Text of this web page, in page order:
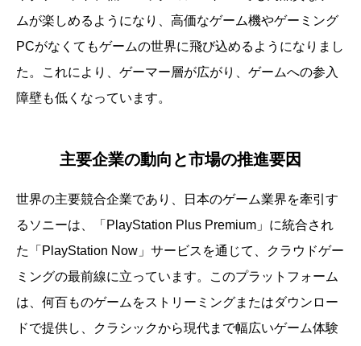
ムが楽しめるようになり、高価なゲーム機やゲーミング
PCがなくてもゲームの世界に飛び込めるようになりまし
た。これにより、ゲーマー層が広がり、ゲームへの参入
障壁も低くなっています。
主要企業の動向と市場の推進要因
世界の主要競合企業であり、日本のゲーム業界を牽引す
るソニーは、「PlayStation Plus Premium」に統合され
た「PlayStation Now」サービスを通じて、クラウドゲー
ミングの最前線に立っています。このプラットフォーム
は、何百ものゲームをストリーミングまたはダウンロー
ドで提供し、クラシックから現代まで幅広いゲーム体験